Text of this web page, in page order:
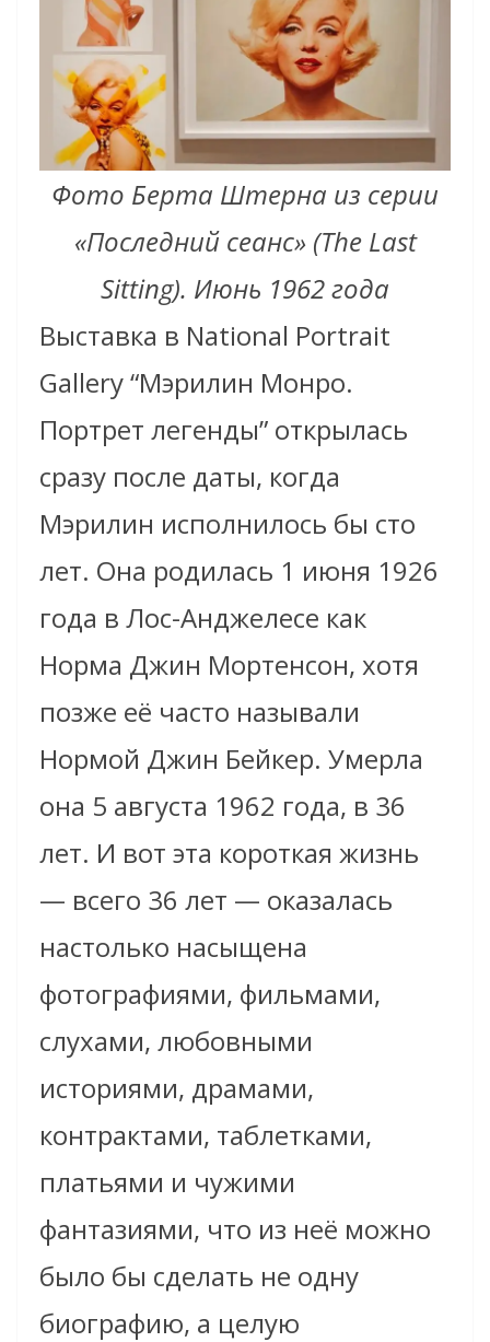
Фото Берта Штерна из серии
«Последний сеанс» (The Last
Sitting). Июнь 1962 года
Выставка в National Portrait
Gallery “Мэрилин Монро.
Портрет легенды” открылась
сразу после даты, когда
Мэрилин исполнилось бы сто
лет. Она родилась 1 июня 1926
года в Лос-Анджелесе как
Норма Джин Мортенсон, хотя
позже её часто называли
Нормой Джин Бейкер. Умерла
она 5 августа 1962 года, в 36
лет. И вот эта короткая жизнь
— всего 36 лет — оказалась
настолько насыщена
фотографиями, фильмами,
слухами, любовными
историями, драмами,
контрактами, таблетками,
платьями и чужими
фантазиями, что из неё можно
было бы сделать не одну
биографию, а целую